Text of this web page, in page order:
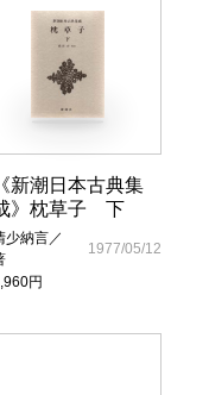
《新潮日本古典集
》枕草子 下
少納言／
円
1977/05/12